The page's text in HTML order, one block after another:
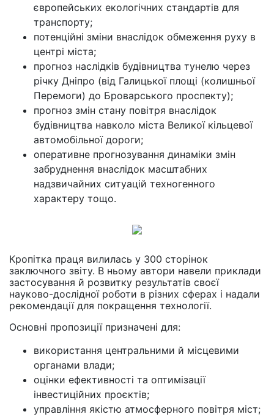
європейських екологічних стандартів для
транспорту;
потенційні зміни внаслідок обмеження руху в
центрі міста;
прогноз наслідків будівництва тунелю через
річку Дніпро (від Галицької площі (колишньої
Перемоги) до Броварського проспекту);
прогноз змін стану повітря внаслідок
будівництва навколо міста Великої кільцевої
автомобільної дороги;
оперативне прогнозування динаміки змін
забруднення внаслідок масштабних
надзвичайних ситуацій техногенного
характеру тощо.
Кропітка праця вилилась у 300 сторінок
заключного звіту. В ньому автори навели приклади
застосування й розвитку результатів своєї
науково-дослідної роботи в різних сферах і надали
рекомендації для покращення технології.
Основні пропозиції призначені для:
використання центральними й місцевими
органами влади;
оцінки ефективності та оптимізації
інвестиційних проєктів;
управління якістю атмосферного повітря міст;